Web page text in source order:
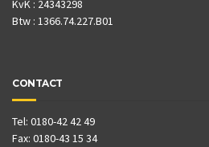
KvK : 24343298
Btw : 1366.74.227.B01
CONTACT
Tel: 0180-42 42 49
Fax: 0180-43 15 34